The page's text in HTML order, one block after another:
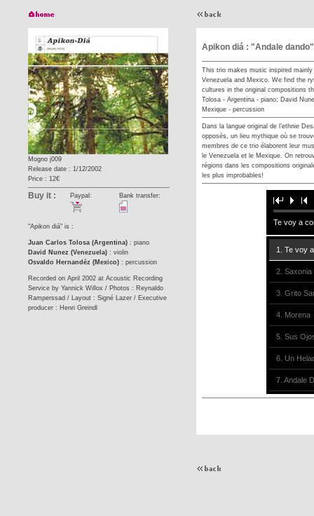
Mogno j009
Release date : 1/12/2002
Price : 12€
Buy it : Paypal: Bank transfer:
"Apikon diá" is :
Juan Carlos Tolosa (Argentina) : piano
David Nunez (Venezuela) : violin
Osvaldo Hernandéz (Mexico) : percussion
Recorded on April 2002 at Acoustic Recording
Service by Yannick Willox / Photos : Reynaldo
Ramperssad / Layout : Signé Lazer / Executive
producer : Henri Greindl
Apikon diá : "Andale dando"
This trio makes music inspired
Venezuela and Mexico. We find the
cultures in the original compositions
Tolosa - Argentina - piano; David
Mexique - percussion
Dans la langue original de l’ethnie
opposés, un lieu mythique où se
membres de ce trio élaborent leur
le Venezuela et le Mexique. On
régions dans les compositions
les plus improbables!
Te voy a
1. Te voy
2. Saxonia
3. Grito
4. Morena
5. Sus
6. Un
7. Andale